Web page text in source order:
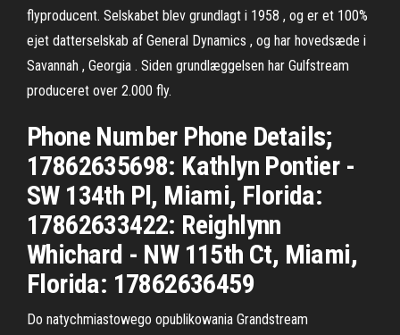
flyproducent. Selskabet blev grundlagt i 1958 , og er et 100%
ejet datterselskab af General Dynamics , og har hovedsæde i
Savannah , Georgia . Siden grundlæggelsen har Gulfstream
produceret over 2.000 fly.
Phone Number Phone Details;
17862635698: Kathlyn Pontier -
SW 134th Pl, Miami, Florida:
17862633422: Reighlynn
Whichard - NW 115th Ct, Miami,
Florida: 17862636459
Do natychmiastowego opublikowania Grandstream